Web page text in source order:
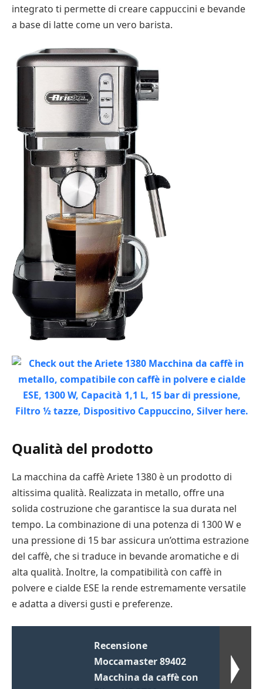
integrato ti permette di creare cappuccini e bevande
a base di latte come un vero barista.
Qualità del prodotto
La macchina da caffè Ariete 1380 è un prodotto di
altissima qualità. Realizzata in metallo, offre una
solida costruzione che garantisce la sua durata nel
tempo. La combinazione di una potenza di 1300 W e
una pressione di 15 bar assicura un’ottima estrazione
del caffè, che si traduce in bevande aromatiche e di
alta qualità. Inoltre, la compatibilità con caffè in
polvere e cialde ESE la rende estremamente versatile
e adatta a diversi gusti e preferenze.
Recensione
Moccamaster 89402
Macchina da caffè con